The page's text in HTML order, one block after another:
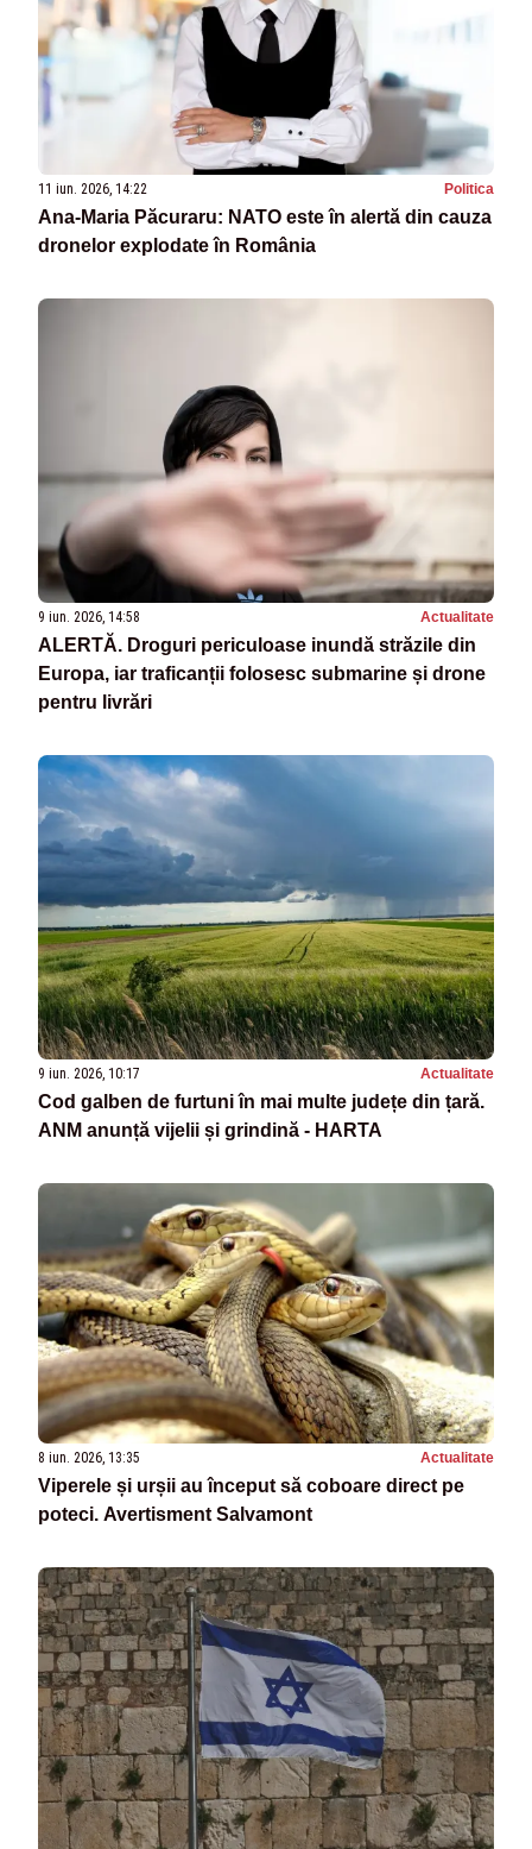
11 iun. 2026, 14:22 Politica
Ana-Maria Păcuraru: NATO este în alertă din cauza
dronelor explodate în România
9 iun. 2026, 14:58 Actualitate
ALERTĂ. Droguri periculoase inundă străzile din
Europa, iar traficanții folosesc submarine și drone
pentru livrări
9 iun. 2026, 10:17 Actualitate
Cod galben de furtuni în mai multe județe din țară.
ANM anunță vijelii și grindină - HARTA
8 iun. 2026, 13:35 Actualitate
Viperele și urșii au început să coboare direct pe
poteci. Avertisment Salvamont